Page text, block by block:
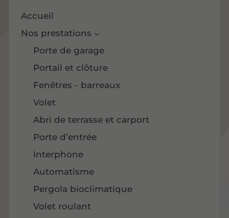
Accueil
Nos prestations
Porte de garage
Portail et clôture
Fenêtres - barreaux
Volet
Abri de terrasse et carport
Porte d’entrée
Interphone
Automatisme
Pergola bioclimatique
Volet roulant